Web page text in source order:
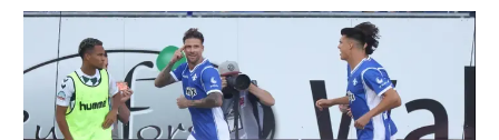
לוח דרושים – ג'ובנט
המגזין